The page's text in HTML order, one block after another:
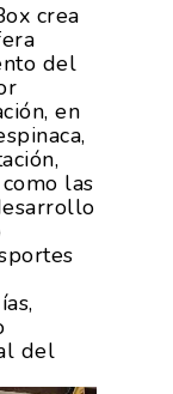
crea
del
en
las
del